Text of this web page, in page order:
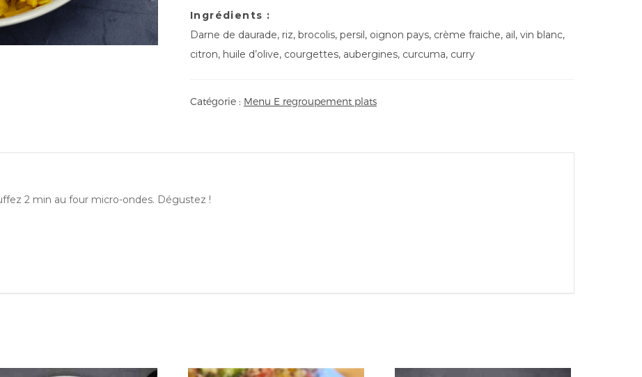
Ingrédients :
Darne de daurade, riz, brocolis, persil, oignon pays, crème fraiche, ail, vin blanc,
citron, huile d’olive, courgettes, aubergines, curcuma, curry
Catégorie : Menu E regroupement plats
2 min au four micro-ondes. Dégustez !